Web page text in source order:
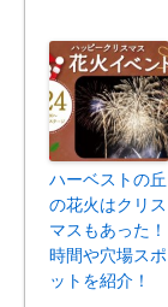
ハーベストの丘
の花火はクリス
マスもあった！
時間や穴場スポ
ットを紹介！